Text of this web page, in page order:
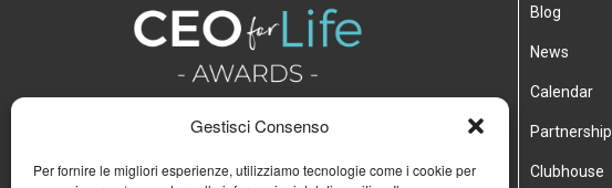
Gestisci Consenso
Per fornire le migliori esperienze, utilizziamo tecnologie come i cookie per
Blog
News
Calendar
Partnership
Clubhouse